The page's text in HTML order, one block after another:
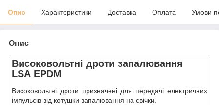
Опис Характеристики Доставка Оплата Умови
Опис
Високовольтні дроти запалювання
LSA EPDM
Високовольтні дроти призначені для передачі електричних
імпульсів від котушки запалювання на свічки.